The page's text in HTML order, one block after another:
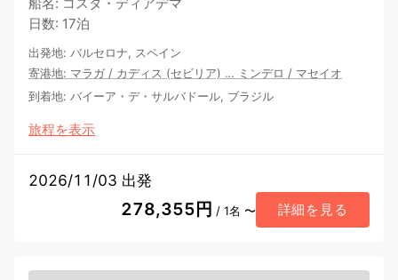
日数: 17泊
出発地: バルセロナ, スペイン
寄港地: マラガ / カディス (セビリア) … ミンデロ / マセイオ
到着地: バイーア・デ・サルバドール, ブラジル
旅程を表示
2026/11/03 出発
278,355円 / 1名 〜 詳細を見る